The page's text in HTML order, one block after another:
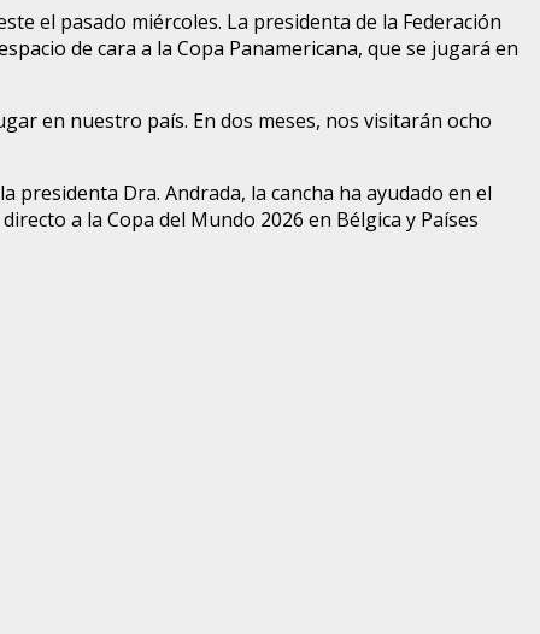
el pasado miércoles. La presidenta de la Federación
de cara a la Copa Panamericana, que se jugará en
en nuestro país. En dos meses, nos visitarán ocho
presidenta Dra. Andrada, la cancha ha ayudado en el
a la Copa del Mundo 2026 en Bélgica y Países